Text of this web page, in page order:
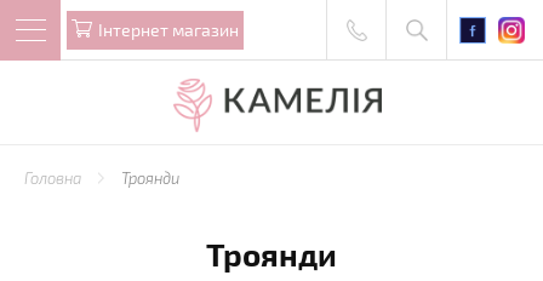
Iнтернет магазин
Головна Троянди
Троянди